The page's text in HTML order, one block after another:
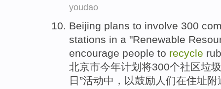
youdao
Beijing plans to involve 300
stations in a "Renewable
encourage people to recycle
北京市今年计划 将300个社区垃圾
日 ”活动中， 以鼓励 人们在住址附